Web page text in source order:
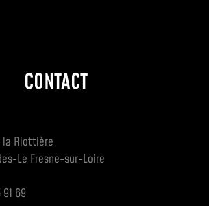
CONTACT
la Riottière
Le Fresne-sur-Loire
69